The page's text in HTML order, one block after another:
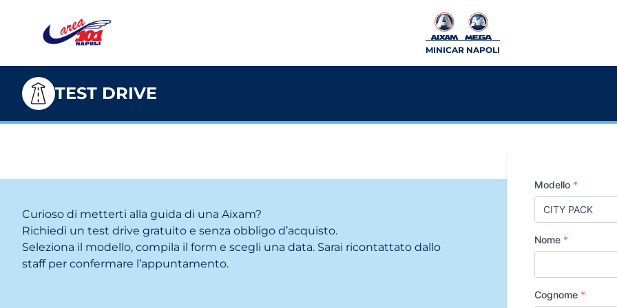
MINICAR NAPOLI
TEST DRIVE
Curioso di metterti alla guida di una Aixam?
Richiedi un test drive gratuito e senza obbligo d’acquisto.
Seleziona il modello, compila il form e scegli una data. Sarai ricontattato dallo
staff per confermare l’appuntamento.
Modello *
Nome *
Cognome *